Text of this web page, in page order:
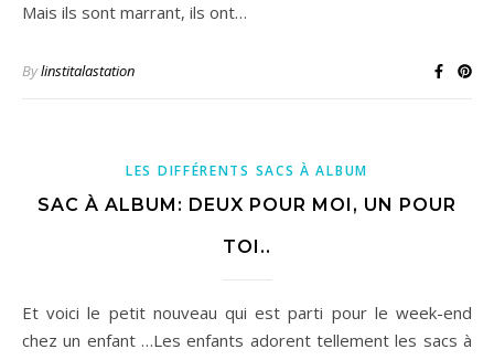
Mais ils sont marrant, ils ont…
Bylinstitalastation
LES DIFFÉRENTS SACS À ALBUM
SAC À ALBUM: DEUX POUR MOI, UN POUR
TOI..
Et voici le petit nouveau qui est parti pour le week-end
chez un enfant …Les enfants adorent tellement les sacs à